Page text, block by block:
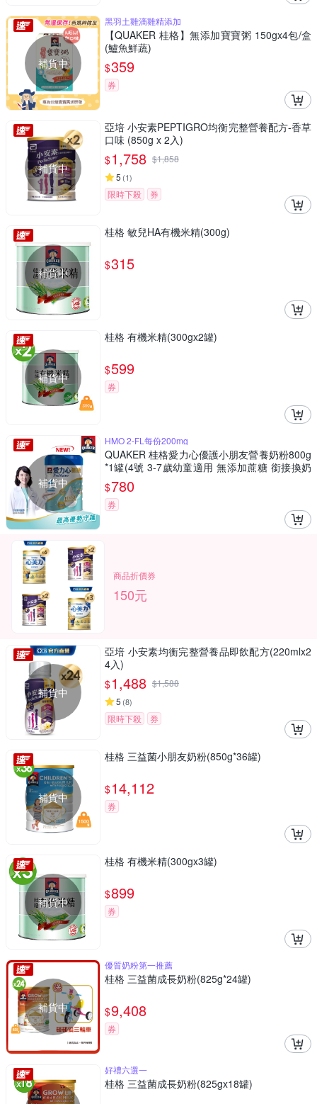
補貨中
黑羽土雞滴雞精添加
【QUAKER 桂格】無添加寶寶粥 150gx4包/盒
(鱸魚鮮蔬)
$359
券
補貨中
亞培 小安素PEPTIGRO均衡完整營養配方-香草
口味 (850g x 2入)
$1,758 $1,858
5 (1)
限時下殺 券
補貨中
桂格 敏兒HA有機米精(300g)
$315
補貨中
桂格 有機米精(300gx2罐)
$599
券
補貨中
HMO 2-FL每份200mg
QUAKER 桂格愛力心優護小朋友營養奶粉800g
*1罐(4號 3-7歲幼童適用 無添加蔗糖 銜接換奶
好安心)
$780
券
商品折價券
150元
補貨中
亞培 小安素均衡完整營養品即飲配方(220mlx2
4入)
$1,488 $1,588
5 (8)
限時下殺 券
補貨中
桂格 三益菌小朋友奶粉(850g*36罐)
$14,112
券
補貨中
桂格 有機米精(300gx3罐)
$899
券
補貨中
優質奶粉第一推薦
桂格 三益菌成長奶粉(825g*24罐)
$9,408
券
好禮六選一
桂格 三益菌成長奶粉(825gx18罐)